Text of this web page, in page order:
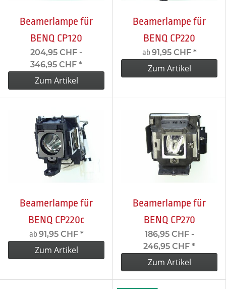
Beamerlampe für
BENQ CP120
204,95 CHF -
346,95 CHF *
Zum Artikel
Beamerlampe für
BENQ CP220
ab 91,95 CHF *
Zum Artikel
Beamerlampe für
BENQ CP220c
ab 91,95 CHF *
Zum Artikel
Beamerlampe für
BENQ CP270
186,95 CHF -
246,95 CHF *
Zum Artikel